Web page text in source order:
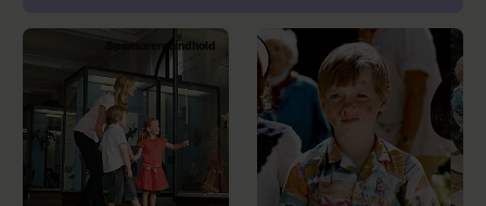
Sponsoreret indhold